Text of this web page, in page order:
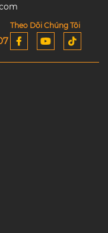
Theo Dõi Chúng Tôi